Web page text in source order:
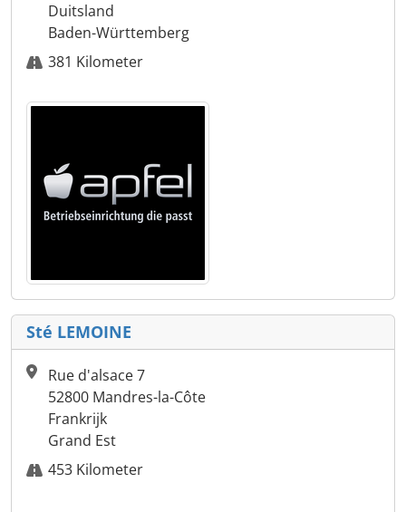
Duitsland
Baden-Württemberg
381 Kilometer
Sté LEMOINE
Rue d'alsace 7
52800 Mandres-la-Côte
Frankrijk
Grand Est
453 Kilometer